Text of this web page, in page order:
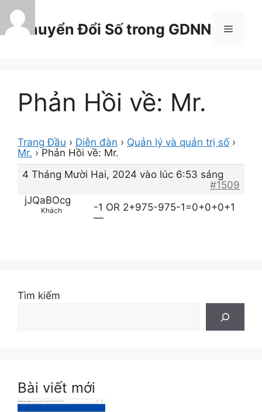
Chuyển
đến
nội
Chuyển Đổi Số trong GDNN Menu
Phản Hồi về: Mr.
Trang Đầu › Diễn đàn › Quản lý và quản trị số ›
Mr. › Phản Hồi về: Mr.
4 Tháng Mười Hai, 2024 vào lúc 6:53 sáng
#1509
jJQaBOcg
Khách
-1 OR 2+975-975-1=0+0+0+1
—
Tìm kiếm
Bài viết mới